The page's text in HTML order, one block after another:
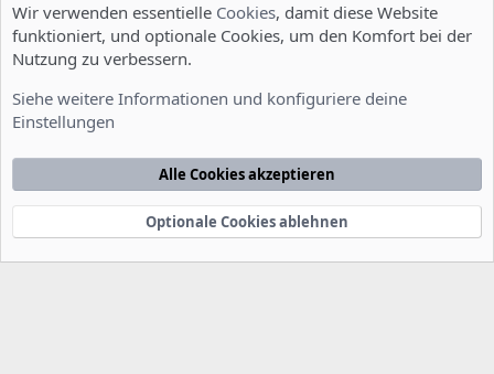
Nutzungsbedingungen Datenschutzerklärung
Startseite
e
Community platform by XenForo® © 2010-2022 XenForo Ltd.
xenDach©2010-2014
Wir verwenden essentielle Cookies, damit diese Website
funktioniert, und optionale Cookies, um den Komfort bei der
Nutzung zu verbessern.
Siehe weitere Informationen und konfiguriere deine
Einstellungen
Alle Cookies akzeptieren
Optionale Cookies ablehnen